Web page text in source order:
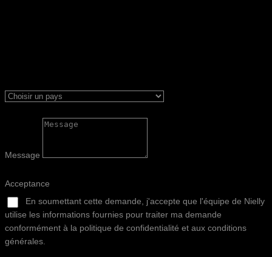
Message
Acceptance
En soumettant cette demande, j'accepte que l'équipe de Nielly
utilise les informations fournies pour traiter ma demande
conformément à la politique de confidentialité et aux conditions
générales.